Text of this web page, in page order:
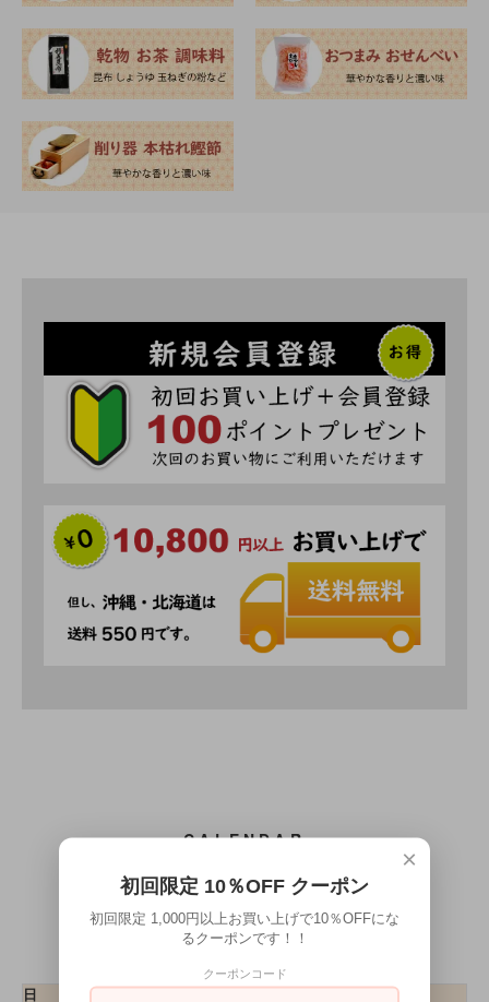
CALENDAR
カレンダー
2026年8月
日 月 火 水 木 金
×
初回限定 10％OFF クーポン
初回限定 1,000円以上お買い上げで10％OFFにな
るクーポンです！！
クーポンコード